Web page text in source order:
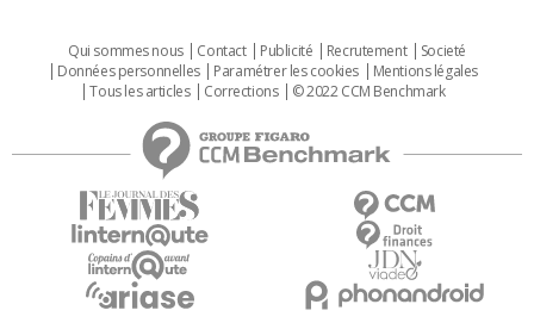
Qui sommes nous Contact Publicité Recrutement
Societé
Données personnelles
Paramétrer les cookies
Mentions légales
Tous les articles
Corrections © 2022 CCM Benchmark